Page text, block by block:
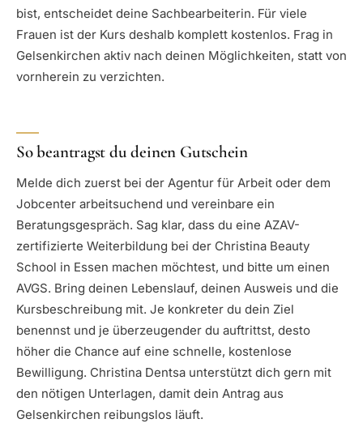
bist, entscheidet deine Sachbearbeiterin. Für viele
Frauen ist der Kurs deshalb komplett kostenlos. Frag in
Gelsenkirchen aktiv nach deinen Möglichkeiten, statt von
vornherein zu verzichten.
So beantragst du deinen Gutschein
Melde dich zuerst bei der Agentur für Arbeit oder dem
Jobcenter arbeitsuchend und vereinbare ein
Beratungsgespräch. Sag klar, dass du eine AZAV-
zertifizierte Weiterbildung bei der Christina Beauty
School in Essen machen möchtest, und bitte um einen
AVGS. Bring deinen Lebenslauf, deinen Ausweis und die
Kursbeschreibung mit. Je konkreter du dein Ziel
benennst und je überzeugender du auftrittst, desto
höher die Chance auf eine schnelle, kostenlose
Bewilligung. Christina Dentsa unterstützt dich gern mit
den nötigen Unterlagen, damit dein Antrag aus
Gelsenkirchen reibungslos läuft.